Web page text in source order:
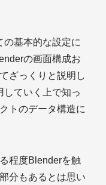
基本的な設定に
の画面構成お
ざっくりと説明し
していく上で知っ
トのデータ構造に
程度Blenderを触
分もあるとは思い